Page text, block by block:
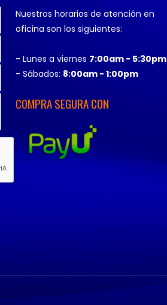
Nuestros horarios de atención en
oficina son los siguientes:
- Lunes a viernes 7:00am - 5:30pm
- Sábados: 8:00am - 1:00pm
COMPRA SEGURA CON